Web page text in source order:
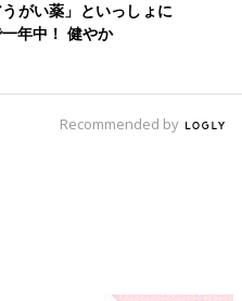
がい薬」といっしょに
一年中！ 健やか
Recommended by